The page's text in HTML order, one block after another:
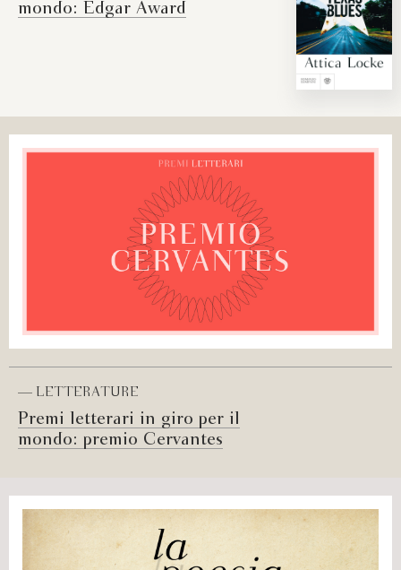
mondo: Edgar Award
— LETTERATURE
Premi letterari in giro per il
mondo: premio Cervantes